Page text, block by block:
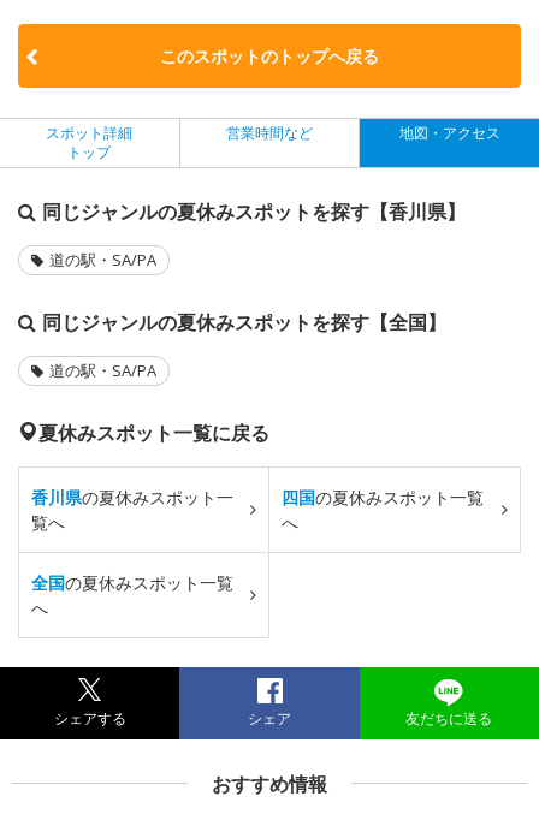
このスポットのトップへ戻る
スポット詳細
トップ
営業時間など 地図・アクセス
同じジャンルの夏休みスポットを探す【香川県】
道の駅・SA/PA
同じジャンルの夏休みスポットを探す【全国】
道の駅・SA/PA
夏休みスポット一覧に戻る
香川県の夏休みスポット一
覧へ
四国の夏休みスポット一覧
へ
全国の夏休みスポット一覧
へ
シェアする シェア 友だちに送る
おすすめ情報